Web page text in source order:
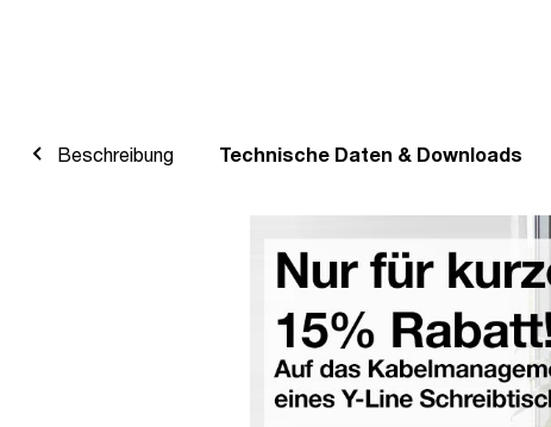
Beschreibung Technische Daten & Downloads